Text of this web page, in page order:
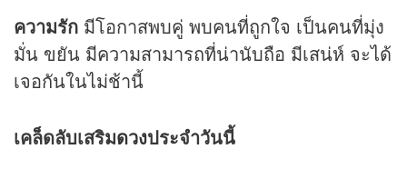
ความรัก มีโอกาสพบคู่ พบคนที่ถูกใจ เป็นคนที่มุ่ง
มั่น ขยัน มีความสามารถที่น่านับถือ มีเสน่ห์ จะได้
เจอกันในไม่ช้านี้
เคล็ดลับเสริมดวงประจำวันนี้